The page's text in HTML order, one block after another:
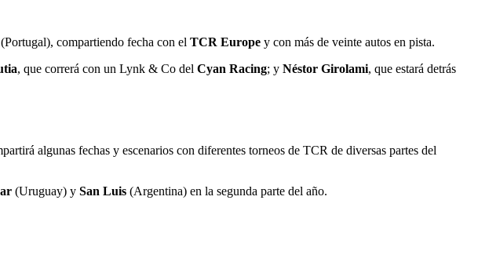
(Portugal), compartiendo fecha con el TCR Europe y con más de veinte autos en pista.
, que correrá con un Lynk & Co del Cyan Racing; y Néstor Girolami, que estará detrás
algunas fechas y escenarios con diferentes torneos de TCR de diversas partes del
(Uruguay) y San Luis (Argentina) en la segunda parte del año.